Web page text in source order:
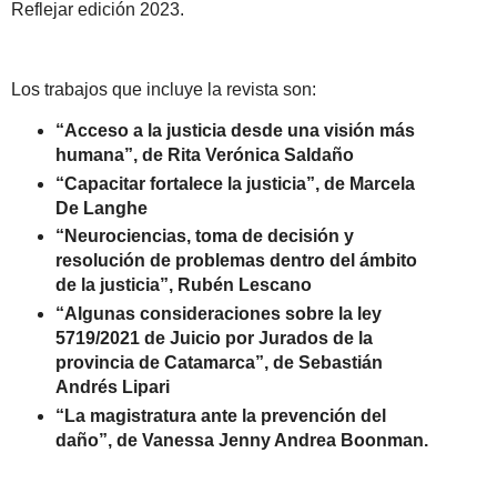
Reflejar edición 2023.
Los trabajos que incluye la revista son:
“Acceso a la justicia desde una visión más
humana”, de Rita Verónica Saldaño
“Capacitar fortalece la justicia”, de Marcela
De Langhe
“Neurociencias, toma de decisión y
resolución de problemas dentro del ámbito
de la justicia”, Rubén Lescano
“Algunas consideraciones sobre la ley
5719/2021 de Juicio por Jurados de la
provincia de Catamarca”, de Sebastián
Andrés Lipari
“La magistratura ante la prevención del
daño”, de Vanessa Jenny Andrea Boonman.